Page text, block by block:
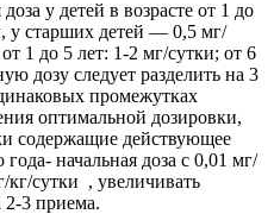
у детей в возрасте от 1 до
у старших детей — 0,5 мг/
1 до 5 лет: 1-2 мг/сутки; от 6
дозу следует разделить на 3
промежутках
оптимальной дозировки,
содержащие действующее
начальная доза с 0,01 мг/
кг/сутки , увеличивать
2-3 приема.